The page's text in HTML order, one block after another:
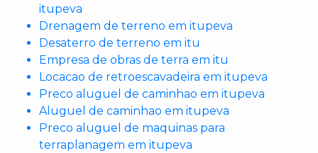
itupeva
Drenagem de terreno em itupeva
Desaterro de terreno em itu
Empresa de obras de terra em itu
Locacao de retroescavadeira em itupeva
Preco aluguel de caminhao em itupeva
Aluguel de caminhao em itupeva
Preco aluguel de maquinas para
terraplanagem em itupeva